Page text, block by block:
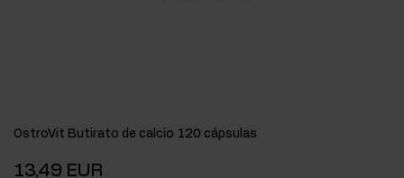
OstroVit Butirato de calcio 120 cápsulas
13,49 EUR